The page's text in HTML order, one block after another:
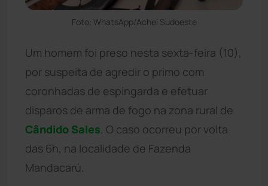
Foto: WhatsApp/Achei Sudoeste
Um homem foi preso nesta sexta-feira (10),
por suspeita de agredir o primo com
coronhadas de espingarda e efetuar
disparos de arma de fogo na zona rural de
Cândido Sales . O caso ocorreu por volta
das 6h, na localidade de Fazenda
Mandacarú.